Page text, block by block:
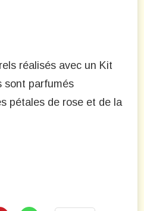
réalisés avec un Kit
sont parfumés
pétales de rose et de la